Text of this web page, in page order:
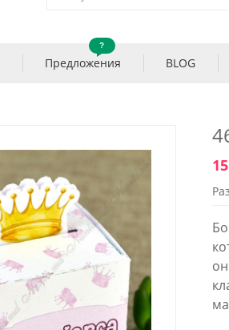
Предложения
?
BLOG
SHOWROOM
РАСПОЛОЖЕННЫЙ В
ЦЕНТРЕ СТОЛИЦЫ
Понедельник - Пятница:
9:00 - 18:00
Суббота: 9:00-17:00
Телефон: 0 (22) 922- 888